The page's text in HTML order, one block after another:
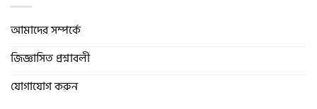
আমাদের সম্পর্কে
জিজ্ঞাসিত প্রশ্নাবলী
যোগাযোগ করুন